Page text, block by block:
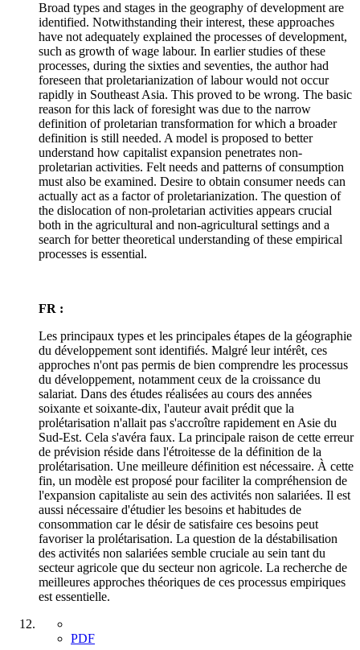
Broad types and stages in the geography of development are
identified. Notwithstanding their interest, these approaches
have not adequately explained the processes of development,
such as growth of wage labour. In earlier studies of these
processes, during the sixties and seventies, the author had
foreseen that proletarianization of labour would not occur
rapidly in Southeast Asia. This proved to be wrong. The basic
reason for this lack of foresight was due to the narrow
definition of proletarian transformation for which a broader
definition is still needed. A model is proposed to better
understand how capitalist expansion penetrates non-
proletarian activities. Felt needs and patterns of consumption
must also be examined. Desire to obtain consumer needs can
actually act as a factor of proletarianization. The question of
the dislocation of non-proletarian activities appears crucial
both in the agricultural and non-agricultural settings and a
search for better theoretical understanding of these empirical
processes is essential.
FR :
Les principaux types et les principales étapes de la géographie
du développement sont identifiés. Malgré leur intérêt, ces
approches n'ont pas permis de bien comprendre les processus
du développement, notamment ceux de la croissance du
salariat. Dans des études réalisées au cours des années
soixante et soixante-dix, l'auteur avait prédit que la
prolétarisation n'allait pas s'accroître rapidement en Asie du
Sud-Est. Cela s'avéra faux. La principale raison de cette erreur
de prévision réside dans l'étroitesse de la définition de la
prolétarisation. Une meilleure définition est nécessaire. À cette
fin, un modèle est proposé pour faciliter la compréhension de
l'expansion capitaliste au sein des activités non salariées. Il est
aussi nécessaire d'étudier les besoins et habitudes de
consommation car le désir de satisfaire ces besoins peut
favoriser la prolétarisation. La question de la déstabilisation
des activités non salariées semble cruciale au sein tant du
secteur agricole que du secteur non agricole. La recherche de
meilleures approches théoriques de ces processus empiriques
est essentielle.
PDF